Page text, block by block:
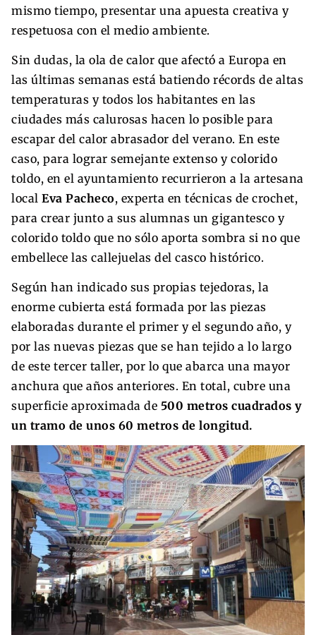
mismo tiempo, presentar una apuesta creativa y
respetuosa con el medio ambiente.
Sin dudas, la ola de calor que afectó a Europa en
las últimas semanas está batiendo récords de altas
temperaturas y todos los habitantes en las
ciudades más calurosas hacen lo posible para
escapar del calor abrasador del verano. En este
caso, para lograr semejante extenso y colorido
toldo, en el ayuntamiento recurrieron a la artesana
local Eva Pacheco, experta en técnicas de crochet,
para crear junto a sus alumnas un gigantesco y
colorido toldo que no sólo aporta sombra si no que
embellece las callejuelas del casco histórico.
Según han indicado sus propias tejedoras, la
enorme cubierta está formada por las piezas
elaboradas durante el primer y el segundo año, y
por las nuevas piezas que se han tejido a lo largo
de este tercer taller, por lo que abarca una mayor
anchura que años anteriores. En total, cubre una
superficie aproximada de 500 metros cuadrados y
un tramo de unos 60 metros de longitud.